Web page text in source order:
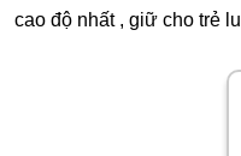
cao độ nhất , giữ cho trẻ